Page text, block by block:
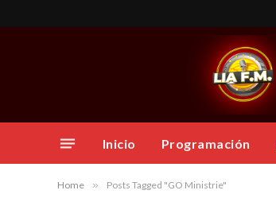
Inicio Programación
Home » Posts Tagged "GO Ministrie"